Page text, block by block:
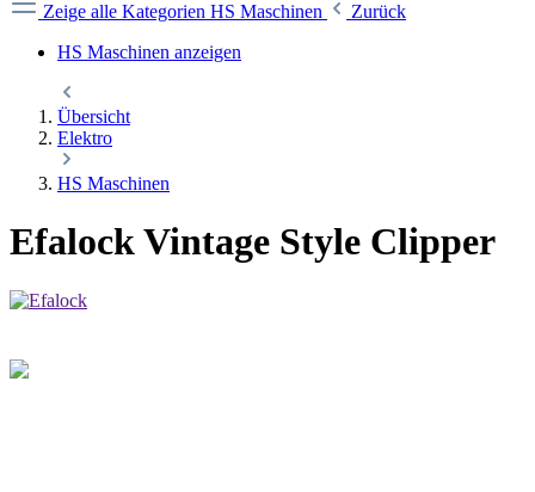
Zeige alle Kategorien HS Maschinen
Zurück
HS Maschinen anzeigen
Übersicht
Elektro
HS Maschinen
Efalock Vintage Style Clipper